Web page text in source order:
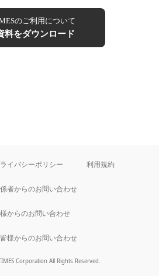
のご利用について
料をダウンロード
イバシーポリシー 利用規約
者からのお問い合わせ
からのお問い合わせ
様からのお問い合わせ
Corporation All Rights Reserved.